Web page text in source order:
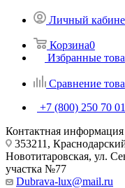
Личный
Корзина0
Избранные
Сравнение
+7 (800) 250 70 01
Контактная информация
353211,
Новотитаровская, ул.
участка №77
Dubrava-lux@mail.ru